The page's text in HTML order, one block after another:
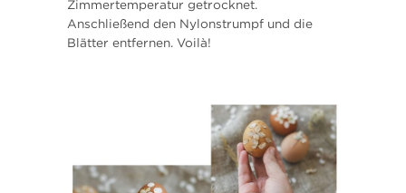
Zimmertemperatur getrocknet.
Anschließend den Nylonstrumpf und die
Blätter entfernen. Voilà!